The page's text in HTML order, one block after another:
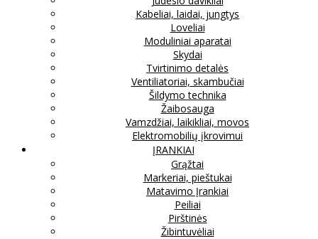
Kabeliai, laidai, jungtys
Loveliai
Moduliniai aparatai
Skydai
Tvirtinimo detalės
Ventiliatoriai, skambučiai
Šildymo technika
Žaibosauga
Vamzdžiai, laikikliai, movos
Elektromobilių įkrovimui
ĮRANKIAI
Grąžtai
Markeriai, pieštukai
Matavimo Įrankiai
Peiliai
Pirštinės
Žibintuvėliai